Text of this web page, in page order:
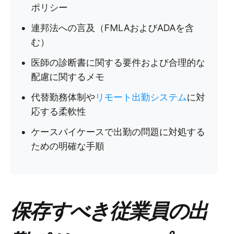
ポリシー
連邦法への言及（FMLAおよびADAを含
む）
医師の診断書に関する要件および合理的な
配慮に関するメモ
代替勤務体制や リモート出勤システムに対
応する柔軟性
ケースバイケースで出勤の問題に対処する
ための明確な手順
保存すべき従業員の出